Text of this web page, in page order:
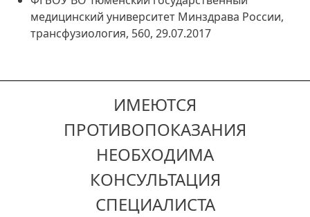
медицинский университет Минздрава России,
трансфузиология, 560, 29.07.2017
ИМЕЮТСЯ
ПРОТИВОПОКАЗАНИЯ
НЕОБХОДИМА
КОНСУЛЬТАЦИЯ
СПЕЦИАЛИСТА